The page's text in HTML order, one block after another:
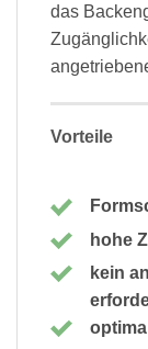
das
Vorteile
hohe
kein